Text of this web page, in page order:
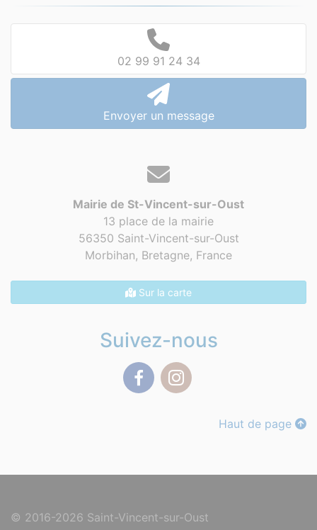
02 99 91 24 34
Envoyer un message
Mairie de St-Vincent-sur-Oust
13 place de la mairie
56350 Saint-Vincent-sur-Oust
Morbihan, Bretagne, France
Sur la carte
Suivez-nous
Haut de page
© 2016-2026 Saint-Vincent-sur-Oust